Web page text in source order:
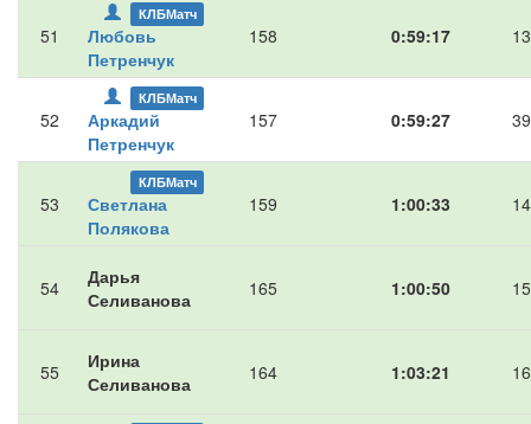
51
КЛБМатч
Любовь
Петренчук
158 0:59:17 13
52
КЛБМатч
Аркадий
Петренчук
157 0:59:27 39
53
КЛБМатч
Светлана
Полякова
159 1:00:33 14
54
Дарья
Селиванова
165 1:00:50 15
55
Ирина
Селиванова
164 1:03:21 16